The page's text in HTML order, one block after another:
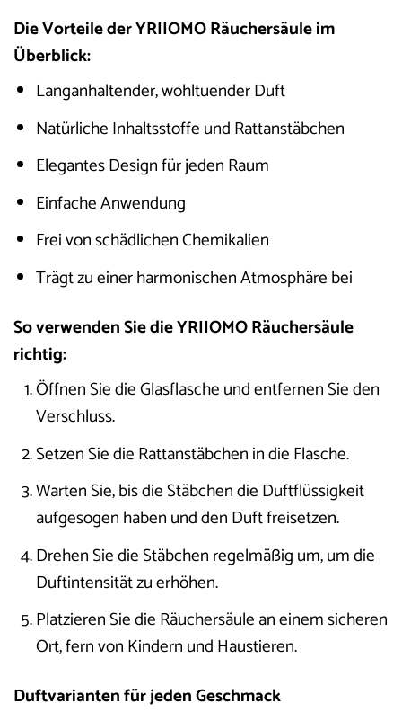
Die Vorteile der YRIIOMO Räuchersäule im
Überblick:
Langanhaltender, wohltuender Duft
Natürliche Inhaltsstoffe und Rattanstäbchen
Elegantes Design für jeden Raum
Einfache Anwendung
Frei von schädlichen Chemikalien
Trägt zu einer harmonischen Atmosphäre bei
So verwenden Sie die YRIIOMO Räuchersäule
richtig:
Öffnen Sie die Glasflasche und entfernen Sie den
Verschluss.
Setzen Sie die Rattanstäbchen in die Flasche.
Warten Sie, bis die Stäbchen die Duftflüssigkeit
aufgesogen haben und den Duft freisetzen.
Drehen Sie die Stäbchen regelmäßig um, um die
Duftintensität zu erhöhen.
Platzieren Sie die Räuchersäule an einem sicheren
Ort, fern von Kindern und Haustieren.
Duftvarianten für jeden Geschmack